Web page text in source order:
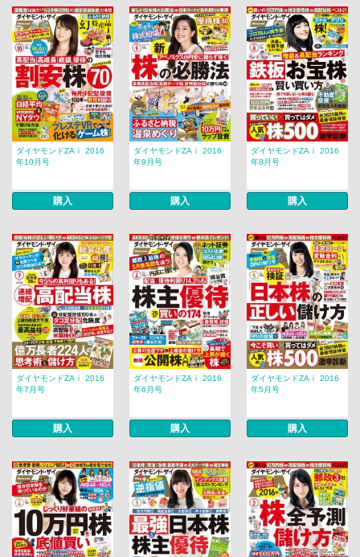
ダイヤモンドZAｉ 2016
年10月号
購入
ダイヤモンドZAｉ 2016
年9月号
購入
ダイヤモンドZAｉ 2016
年8月号
購入
ダイヤモンドZAｉ 2016
年7月号
購入
ダイヤモンドZAｉ 2016
年6月号
購入
ダイヤモンドZAｉ 2016
年5月号
購入